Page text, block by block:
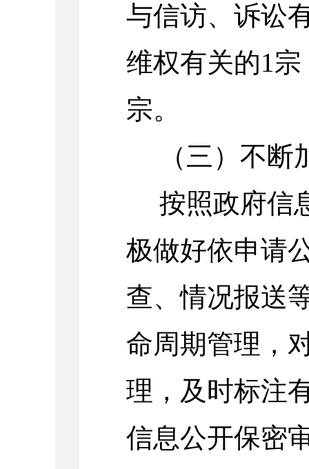
与信访、诉讼
维权有关的1宗
宗。
（三）不
按照政府信
极做好依申请
查、情况报送
命周期管理，
理，及时标注
信息公开保密